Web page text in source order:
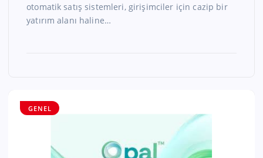
otomatik satış sistemleri, girişimciler için cazip bir
yatırım alanı haline…
GENEL